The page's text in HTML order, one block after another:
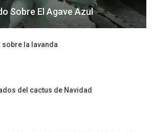
Sobre El Agave Azul
sobre la lavanda
del cactus de Navidad